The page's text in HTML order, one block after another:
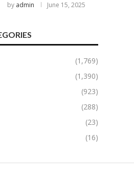
by admin June 15, 2025
(1,769)
(1,390)
(923)
(288)
(23)
(16)